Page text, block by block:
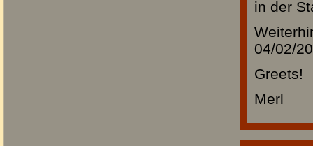
in der
04/02/
Greets!
Merl